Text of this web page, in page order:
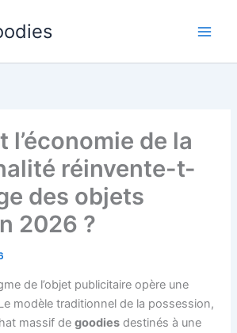
l’économie de la
réinvente-t-
des objets
2026 ?
de l’objet publicitaire opère une
modèle traditionnel de la possession,
massif degoodies destinés à une